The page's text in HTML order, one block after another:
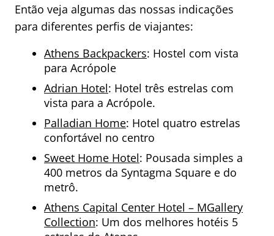
Então veja algumas das nossas indicações
para diferentes perfis de viajantes:
Athens Backpackers: Hostel com vista
para Acrópole
Adrian Hotel: Hotel três estrelas com
vista para a Acrópole.
Palladian Home: Hotel quatro estrelas
confortável no centro
Sweet Home Hotel: Pousada simples a
400 metros da Syntagma Square e do
metrô.
Athens Capital Center Hotel – MGallery
Collection: Um dos melhores hotéis 5